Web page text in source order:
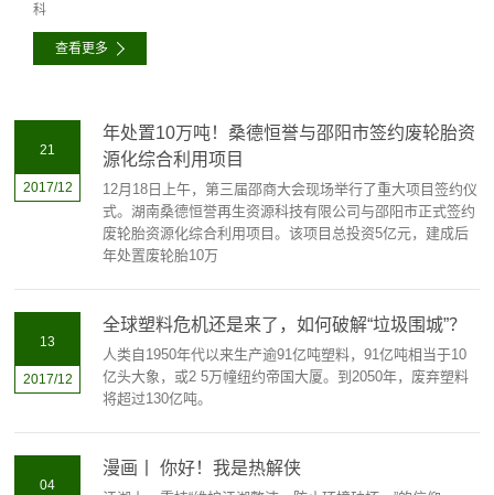
科
查看更多
21
2017/12
年处置10万吨！桑德恒誉与邵阳市签约废轮胎资
源化综合利用项目
12月18日上午，第三届邵商大会现场举行了重大项目签约仪
式。湖南桑德恒誉再生资源科技有限公司与邵阳市正式签约
废轮胎资源化综合利用项目。该项目总投资5亿元，建成后
年处置废轮胎10万
13
2017/12
全球塑料危机还是来了，如何破解“垃圾围城”？
人类自1950年代以来生产逾91亿吨塑料，91亿吨相当于10
亿头大象，或2 5万幢纽约帝国大厦。到2050年，废弃塑料
将超过130亿吨。
04
漫画丨 你好！我是热解侠